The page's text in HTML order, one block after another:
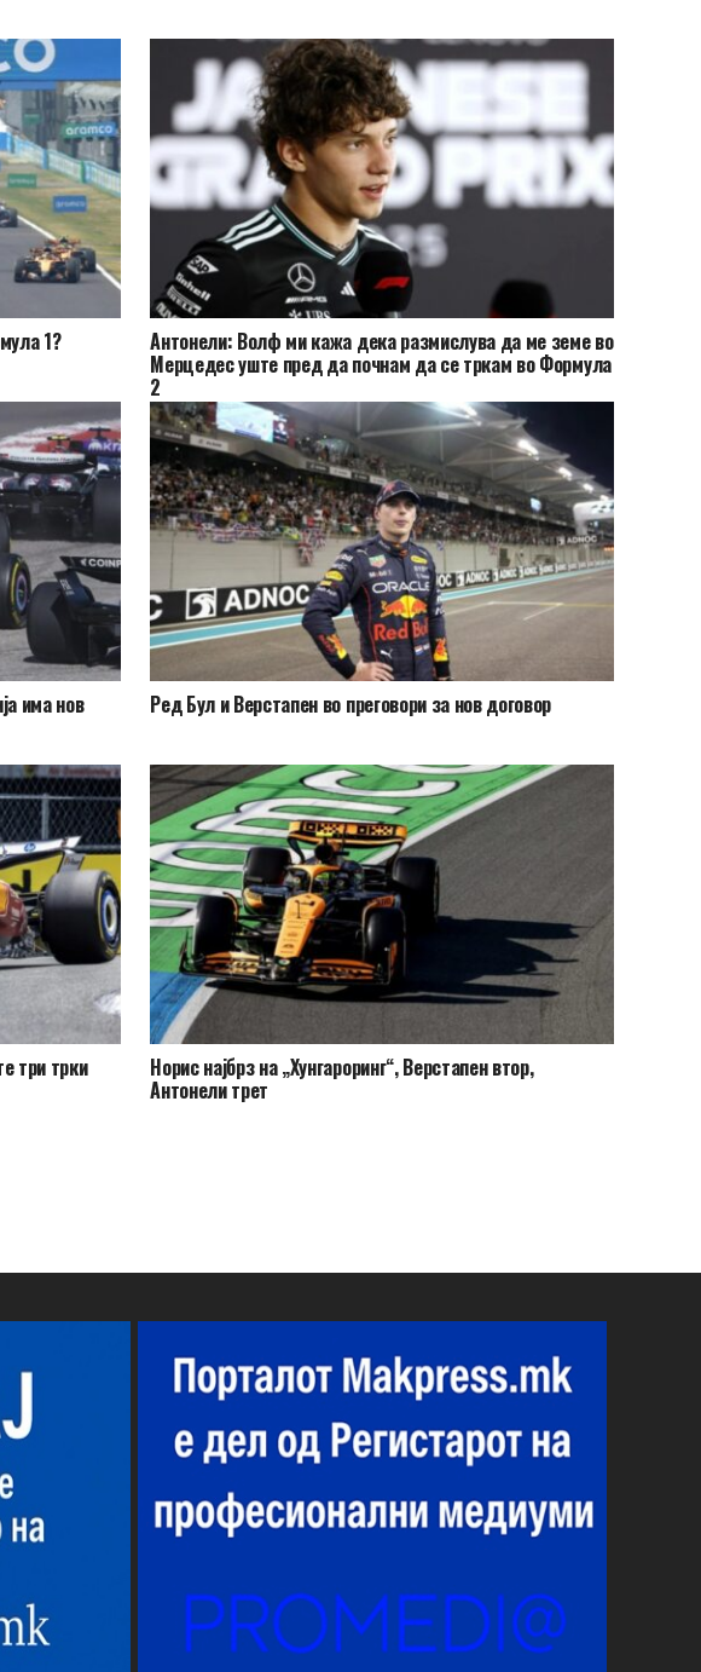
1? Антонели: Волф ми кажа дека размислува да ме земе во
Мерцедес уште пред да почнам да се тркам во Формула
2
има нов Ред Бул и Верстапен во преговори за нов договор
три трки Норис најбрз на „Хунгароринг“, Верстапен втор,
Антонели трет